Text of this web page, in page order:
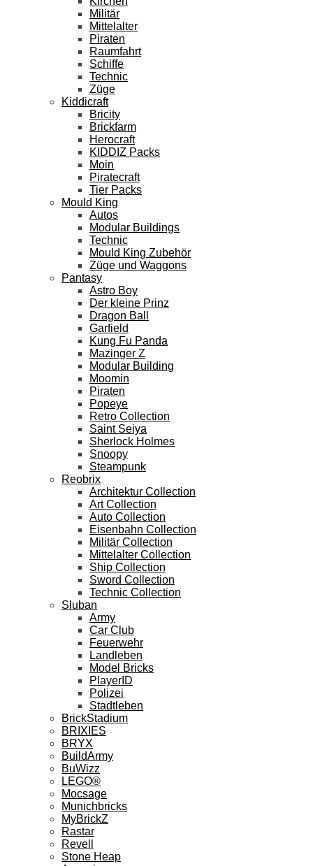
Militär
Mittelalter
Piraten
Raumfahrt
Schiffe
Technic
Züge
Kiddicraft
Bricity
Brickfarm
Herocraft
KIDDIZ Packs
Moin
Piratecraft
Tier Packs
Mould King
Autos
Modular Buildings
Technic
Mould King Zubehör
Züge und Waggons
Pantasy
Astro Boy
Der kleine Prinz
Dragon Ball
Garfield
Kung Fu Panda
Mazinger Z
Modular Building
Moomin
Piraten
Popeye
Retro Collection
Saint Seiya
Sherlock Holmes
Snoopy
Steampunk
Reobrix
Architektur Collection
Art Collection
Auto Collection
Eisenbahn Collection
Militär Collection
Mittelalter Collection
Ship Collection
Sword Collection
Technic Collection
Sluban
Army
Car Club
Feuerwehr
Landleben
Model Bricks
PlayerID
Polizei
Stadtleben
BrickStadium
BRIXIES
BRYX
BuildArmy
BuWizz
LEGO®
Mocsage
Munichbricks
MyBrickZ
Rastar
Revell
Stone Heap